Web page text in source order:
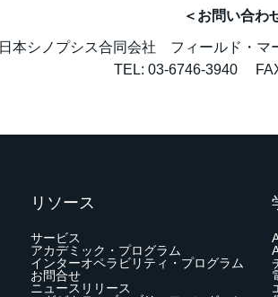
＜お問い合わ
日本シノプシス合同会社 フィールド・マ
TEL: 03-6746-3940
リソース
サービス
アカデミック・プログラム
インターオペラビリティ・プログラム
お問合せ
ニュースリリース